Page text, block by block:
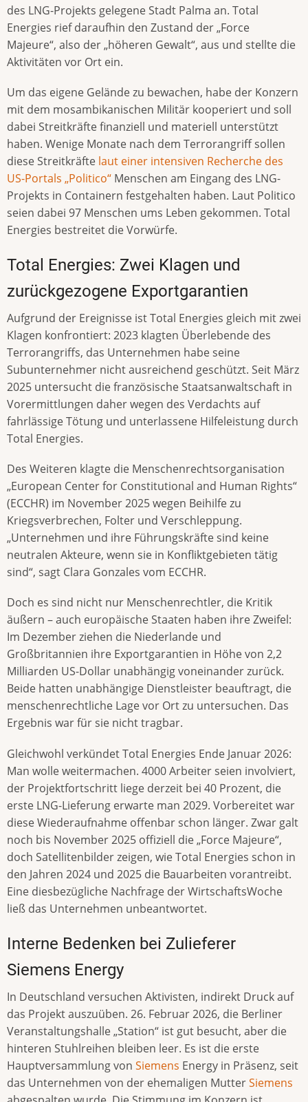
des LNG-Projekts gelegene Stadt Palma an. Total
Energies rief daraufhin den Zustand der „Force
Majeure“, also der „höheren Gewalt“, aus und stellte die
Aktivitäten vor Ort ein.
Um das eigene Gelände zu bewachen, habe der Konzern
mit dem mosambikanischen Militär kooperiert und soll
dabei Streitkräfte finanziell und materiell unterstützt
haben. Wenige Monate nach dem Terrorangriff sollen
diese Streitkräfte laut einer intensiven Recherche des
US-Portals „Politico“ Menschen am Eingang des LNG-
Projekts in Containern festgehalten haben. Laut Politico
seien dabei 97 Menschen ums Leben gekommen. Total
Energies bestreitet die Vorwürfe.
Total Energies: Zwei Klagen und
zurückgezogene Exportgarantien
Aufgrund der Ereignisse ist Total Energies gleich mit zwei
Klagen konfrontiert: 2023 klagten Überlebende des
Terrorangriffs, das Unternehmen habe seine
Subunternehmer nicht ausreichend geschützt. Seit März
2025 untersucht die französische Staatsanwaltschaft in
Vorermittlungen daher wegen des Verdachts auf
fahrlässige Tötung und unterlassene Hilfeleistung durch
Total Energies.
Des Weiteren klagte die Menschenrechtsorganisation
„European Center for Constitutional and Human Rights“
(ECCHR) im November 2025 wegen Beihilfe zu
Kriegsverbrechen, Folter und Verschleppung.
„Unternehmen und ihre Führungskräfte sind keine
neutralen Akteure, wenn sie in Konfliktgebieten tätig
sind“, sagt Clara Gonzales vom ECCHR.
Doch es sind nicht nur Menschenrechtler, die Kritik
äußern – auch europäische Staaten haben ihre Zweifel:
Im Dezember ziehen die Niederlande und
Großbritannien ihre Exportgarantien in Höhe von 2,2
Milliarden US-Dollar unabhängig voneinander zurück.
Beide hatten unabhängige Dienstleister beauftragt, die
menschenrechtliche Lage vor Ort zu untersuchen. Das
Ergebnis war für sie nicht tragbar.
Gleichwohl verkündet Total Energies Ende Januar 2026:
Man wolle weitermachen. 4000 Arbeiter seien involviert,
der Projektfortschritt liege derzeit bei 40 Prozent, die
erste LNG-Lieferung erwarte man 2029. Vorbereitet war
diese Wiederaufnahme offenbar schon länger. Zwar galt
noch bis November 2025 offiziell die „Force Majeure“,
doch Satellitenbilder zeigen, wie Total Energies schon in
den Jahren 2024 und 2025 die Bauarbeiten vorantreibt.
Eine diesbezügliche Nachfrage der WirtschaftsWoche
ließ das Unternehmen unbeantwortet.
Interne Bedenken bei Zulieferer
Siemens Energy
In Deutschland versuchen Aktivisten, indirekt Druck auf
das Projekt auszuüben. 26. Februar 2026, die Berliner
Veranstaltungshalle „Station“ ist gut besucht, aber die
hinteren Stuhlreihen bleiben leer. Es ist die erste
Hauptversammlung von Siemens Energy in Präsenz, seit
das Unternehmen von der ehemaligen MutterSiemens